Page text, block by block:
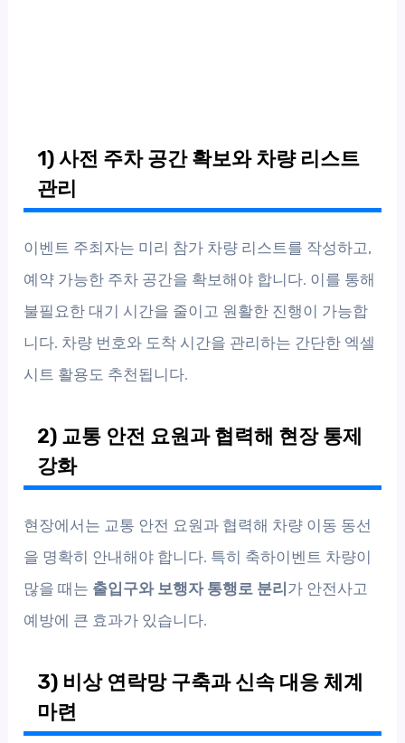
1) 사전 주차 공간 확보와 차량 리스트
관리
이벤트 주최자는 미리 참가 차량 리스트를 작성하고,
예약 가능한 주차 공간을 확보해야 합니다. 이를 통해
불필요한 대기 시간을 줄이고 원활한 진행이 가능합
니다. 차량 번호와 도착 시간을 관리하는 간단한 엑셀
시트 활용도 추천됩니다.
2) 교통 안전 요원과 협력해 현장 통제
강화
현장에서는 교통 안전 요원과 협력해 차량 이동 동선
을 명확히 안내해야 합니다. 특히 축하이벤트 차량이
많을 때는 출입구와 보행자 통행로 분리 가 안전사고
예방에 큰 효과가 있습니다.
3) 비상 연락망 구축과 신속 대응 체계
마련